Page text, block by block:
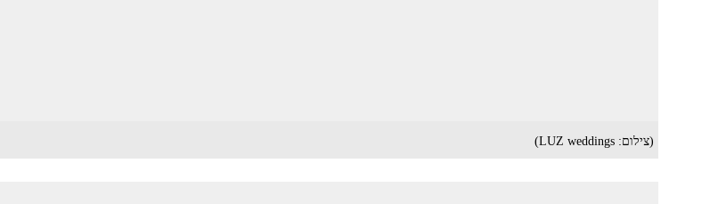
(צילום: LUZ weddings)